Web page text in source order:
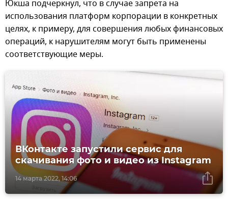
Юкша подчеркнул, что в случае запрета на
использования платформ корпорации в конкретных
целях, к примеру, для совершения любых финансовых
операций, к нарушителям могут быть применены
соответствующие меры.
14 марта 2022, 14:06
ВКонтакте запустили сервис для
скачивания фото и видео из Instagram